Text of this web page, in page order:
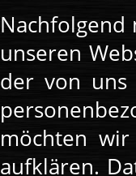
Nachfolgend
unseren
der von uns
möchten
aufklären.